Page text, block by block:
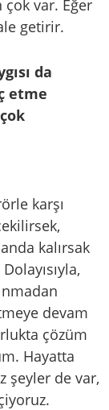
var. Eğer
getirir.
da
etme
karşı
kalırsak
devam
çözüm
Hayatta
şeyler de var,